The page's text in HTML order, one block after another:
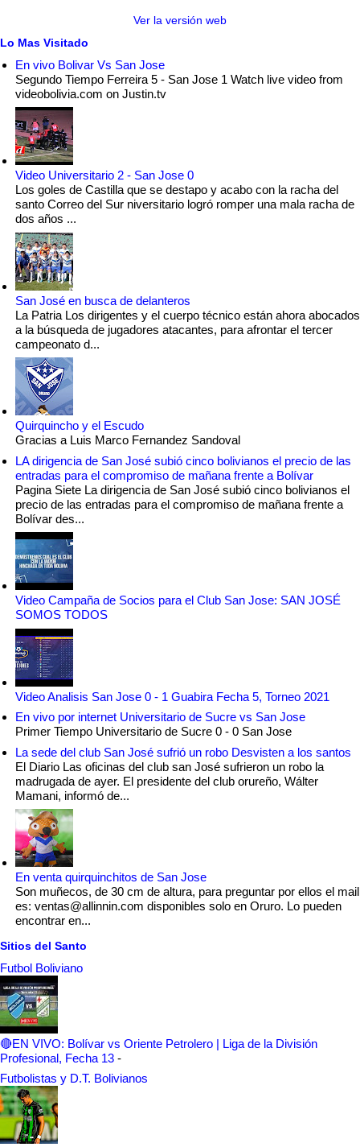
Ver la versión web
Lo Mas Visitado
En vivo Bolivar Vs San Jose
Segundo Tiempo Ferreira 5 - San Jose 1 Watch live video from
videobolivia.com on Justin.tv
Video Universitario 2 - San Jose 0
Los goles de Castilla que se destapo y acabo con la racha del
santo Correo del Sur niversitario logró romper una mala racha de
dos años ...
San José en busca de delanteros
La Patria Los dirigentes y el cuerpo técnico están ahora abocados
a la búsqueda de jugadores atacantes, para afrontar el tercer
campeonato d...
Quirquincho y el Escudo
Gracias a Luis Marco Fernandez Sandoval
LA dirigencia de San José subió cinco bolivianos el precio de las
entradas para el compromiso de mañana frente a Bolívar
Pagina Siete La dirigencia de San José subió cinco bolivianos el
precio de las entradas para el compromiso de mañana frente a
Bolívar des...
Video Campaña de Socios para el Club San Jose: SAN JOSÉ
SOMOS TODOS
Video Analisis San Jose 0 - 1 Guabira Fecha 5, Torneo 2021
En vivo por internet Universitario de Sucre vs San Jose
Primer Tiempo Universitario de Sucre 0 - 0 San Jose
La sede del club San José sufrió un robo Desvisten a los santos
El Diario Las oficinas del club san José sufrieron un robo la
madrugada de ayer. El presidente del club orureño, Wálter
Mamani, informó de...
En venta quirquinchitos de San Jose
Son muñecos, de 30 cm de altura, para preguntar por ellos el mail
es: ventas@allinnin.com disponibles solo en Oruro. Lo pueden
encontrar en...
Sitios del Santo
Futbol Boliviano
🔴EN VIVO: Bolívar vs Oriente Petrolero | Liga de la División
Profesional, Fecha 13 -
Futbolistas y D.T. Bolivianos